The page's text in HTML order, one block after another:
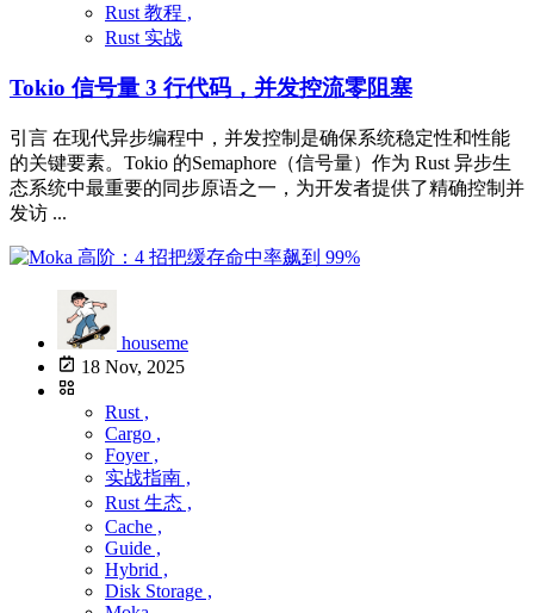
Rust 教程 ,
Rust 实战
Tokio 信号量 3 行代码，并发控流零阻塞
引言 在现代异步编程中，并发控制是确保系统稳定性和性能
的关键要素。Tokio 的Semaphore（信号量）作为 Rust 异步生
态系统中最重要的同步原语之一，为开发者提供了精确控制并
发访 ...
houseme
18 Nov, 2025
Rust ,
Cargo ,
Foyer ,
实战指南 ,
Rust 生态 ,
Cache ,
Guide ,
Hybrid ,
Disk Storage ,